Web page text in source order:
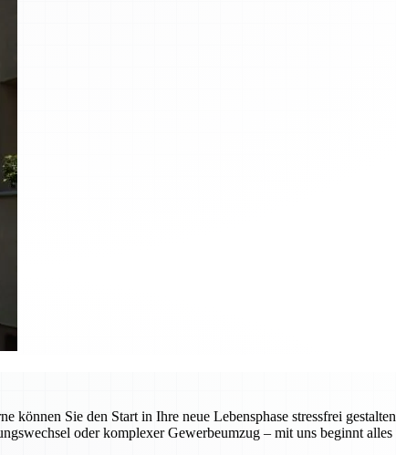
Sie den Start in Ihre neue Lebensphase stressfrei
oder komplexer Gewerbeumzug – mit uns beginnt alles